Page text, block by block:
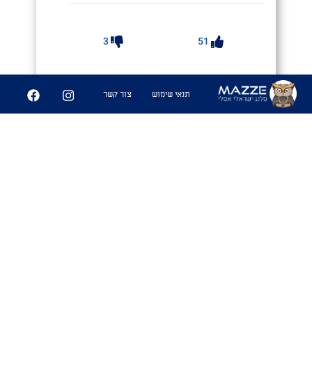
51
3
תנאי שימוש צור קשר